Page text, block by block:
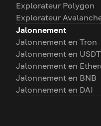
Explorateur Polygon
Explorateur
Jalonnement
Jalonnement en Tron
Jalonnement en USDT
Jalonnement en
Jalonnement en BNB
Jalonnement en DAI